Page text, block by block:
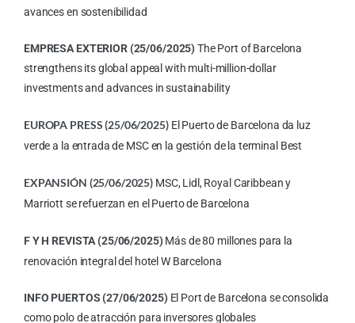
avances en sostenibilidad
EMPRESA EXTERIOR (25/06/2025)The Port of Barcelona
strengthens its global appeal with multi-million-dollar
investments and advances in sustainability
EUROPA PRESS (25/06/2025) El Puerto de Barcelona da luz
verde a la entrada de MSC en la gestión de la terminal Best
EXPANSIÓN (25/06/2025) MSC, Lidl, Royal Caribbean y
Marriott se refuerzan en el Puerto de Barcelona
F Y H REVISTA (25/06/2025) Más de 80 millones para la
renovación integral del hotel W Barcelona
INFO PUERTOS (27/06/2025) El Port de Barcelona se consolida
como polo de atracción para inversores globales